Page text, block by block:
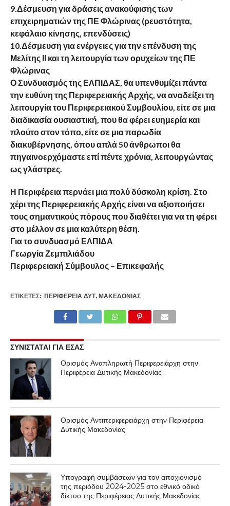
9.Δέσμευση για δράσεις ανακούφισης των
επιχειρηματιών της ΠΕ Φλώρινας (ρευστότητα,
κεφάλαιο κίνησης, επενδύσεις)
10.Δέσμευση για ενέργειες για την επένδυση της
Μελίτης ΙΙ και τη λειτουργία των ορυχείων της ΠΕ
Φλώρινας
Ο Συνδυασμός της ΕΛΠΙΔΑΣ, θα υπενθυμίζει πάντα
την ευθύνη της Περιφερειακής Αρχής, να αναδείξει τη
λειτουργία του Περιφερειακού Συμβουλίου, είτε σε μια
διαδικασία ουσιαστική, που θα φέρει ευημερία και
πλούτο στον τόπο, είτε σε μια παρωδία
διακυβέρνησης, όπου απλά 50 άνθρωποι θα
πηγαινοερχόμαστε επί πέντε χρόνια, λειτουργώντας
ως γλάστρες.
Η Περιφέρεια περνάει μια πολύ δύσκολη κρίση. Στο
χέρι της Περιφερειακής Αρχής είναι να αξιοποιήσει
τους σημαντικούς πόρους που διαθέτει για να τη φέρει
στο μέλλον σε μια καλύτερη θέση.
Για το συνδυασμό ΕΛΠΙΔΑ
Γεωργία Ζεμπιλιάδου
Περιφερειακή Σύμβουλος – Επικεφαλής
ΕΤΙΚΕΤΕΣ: ΠΕΡΙΦΈΡΕΙΑ ΔΥΤ. ΜΑΚΕΔΟΝΊΑΣ
ΣΥΝΙΣΤΑΤΑΙ ΓΙΑ ΕΣΑΣ
Ορισμός Αναπληρωτή Περιφερειάρχη στην
Περιφέρεια Δυτικής Μακεδονίας
Ορισμός Αντιπεριφερειάρχη στην Περιφέρεια
Δυτικής Μακεδονίας
Υπογραφή συμβάσεων για τον αποχιονισμό
της περιόδου 2024-2025 στο εθνικό οδικό
δίκτυο της Περιφέρειας Δυτικής Μακεδονίας